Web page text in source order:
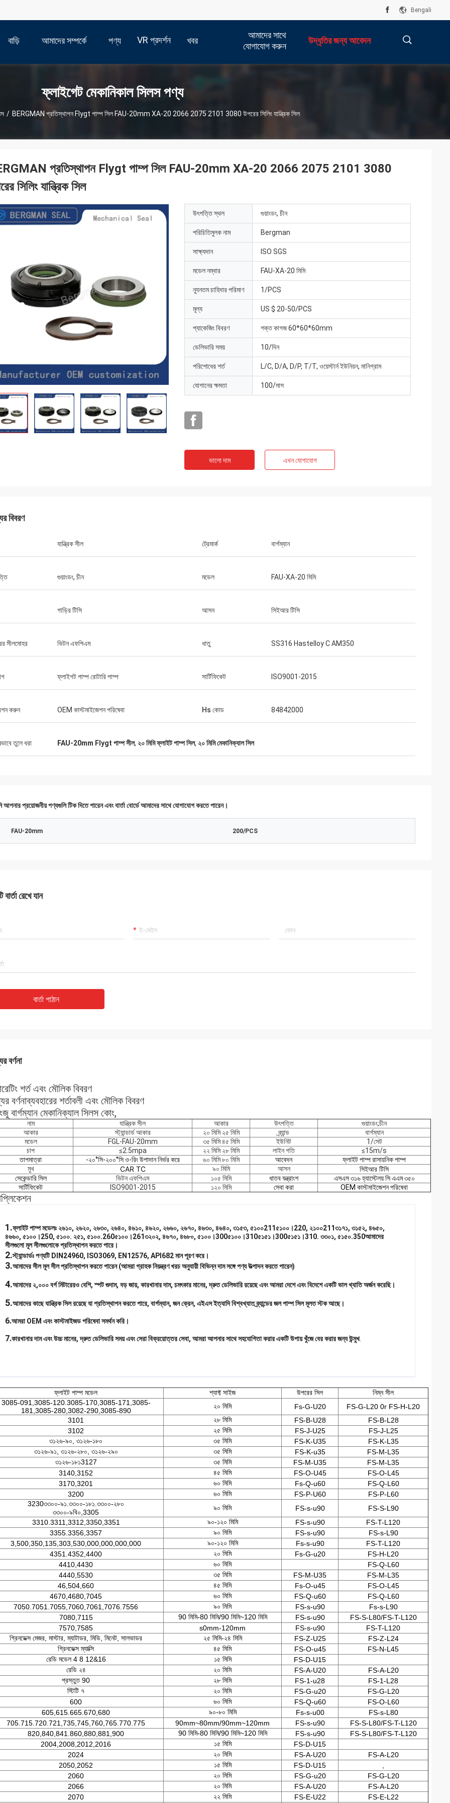
Bengali
বাড়ি আমাদের সম্পর্কে পণ্য VR প্রদর্শন খবর
আমাদের সাথে
যোগাযোগ করুন
উদ্ধৃতির জন্য আবেদন
ফ্লাইগেট মেকানিকাল সিলস পণ্য
/ BERGMAN প্রতিস্থাপন Flygt পাম্প সিল FAU-20mm XA-20 2066 2075 2101 3080 উপরের সিলিং যান্ত্রিক সিল
প্রতিস্থাপন Flygt পাম্প সিল FAU-20mm XA-20 2066 2075 2101 3080
সিলিং যান্ত্রিক সিল
উৎপত্তি স্থল গুয়াংডং, চীন
পরিচিতিমুলক নাম Bergman
সাক্ষ্যদান ISO SGS
মডেল নম্বার FAU-XA-20 মিমি
ন্যূনতম চাহিদার পরিমাণ 1/PCS
মূল্য US $ 20-50/PCS
প্যাকেজিং বিবরণ শক্ত কাগজ 60*60*60mm
ডেলিভারি সময় 10/দিন
পরিশোধের শর্ত L/C, D/A, D/P, T/T, ওয়েস্টার্ন ইউনিয়ন, মানিগ্রাম
যোগানের ক্ষমতা 100/মাস
ভালো দাম এখন যোগাযোগ
বিবরণ
যান্ত্রিক সীল ট্রেমার্ক বার্গম্যান
গুয়াংডং, চীন মডেল FAU-XA-20 মিমি
গাড়ির টিসি আসন সিইআর টিসি
সীলমোহর ভিটন এফপিএম ধাতু SS316 Hastelloy C AM350
ফ্লাইগট পাম্প রোটারি পাম্প সার্টিফিকেট ISO9001-2015
করুন OEM কাস্টমাইজেশন পরিষেবা Hs কোড 84842000
তুলে ধরা FAU-20mm Flygt পাম্প সীল, ২০ মিমি ফ্লাইট পাম্প সিল, ২০ মিমি মেকানিক্যাল সিল
প্রয়োজনীয় পণ্যগুলি টিক দিতে পারেন এবং বার্তা বোর্ডে আমাদের সাথে যোগাযোগ করতে পারেন।
FAU-20mm 200/PCS
বার্তা রেখে যান
বার্তা পাঠান
বর্ণনা
শর্ত এবং মৌলিক বিবরণ
বর্ণনাব্যবহারের শর্তাবলী এবং মৌলিক বিবরণ
বার্গম্যান মেকানিক্যাল সিলস কোং,
নাম যান্ত্রিক সীল আকার উৎপত্তি
গুয়াংডং;চীন
আকার
স্ট্যান্ডার্ড আকার ২০ মিমি ২৫ মিমি ব্র্যান্ড
বার্গম্যান
মডেল
FGL-FAU-20mm ৩৫ মিমি ৪৫ মিমি ইউনিট
1/সেট
চাপ
≤2.5mpa ২২ মিমি ২৮ মিমি লাইন গতি
≤15m/s
তাপমাত্রা
-২০°সি-২০০°সি ও-রিং উপাদান নির্ভর করে ৬০ মিমি ৮০ মিমি আবেদন
ফ্লাইট পাম্প রাসায়নিক পাম্প
মুখ
CAR TC ৯০ মিমি আসন সিইআর টিসি
সেকেন্ডারি সিল ভিটন এফপিএম ১০৫ মিমি ধাতব যন্ত্রাংশ
এসএস ৩১৬ হ্যাস্টেলয় সি এএম ৩৫০
সার্টিফিকেট
ISO9001-2015 ১২০ মিমি সেবা করা OEM কাস্টমাইজেশন পরিষেবা
1.ফ্লাইট পাম্প মডেলঃ ২৬১০, ২৬২০, ২৬৩০, ২৬৪০, ৪৬১০, ৪৬২০, ২৬৬০, ২৬৭০, ৪৬৩০, ৪৬৪০, ৩১৫৩, ৫১০০211৫১০০।220, ২১০০211৩১৭১, ৩১৫২, ৪৬৫০,
৪৬৬০, ৫১০০।250, ৫১০০. ২৫১, ৫১০০.260৫১০০।261৩২০২, ৪৬৭০, ৪৬৮০, ৫১০০।300৫১০০।310৫১৫১।300৫১৫১।310. ৩৩০১, ৫১৫০.350আমাদের
সীলগুলো মূল সীলগুলোকে প্রতিস্থাপন করতে পারে।
2.স্ট্যান্ডার্ডঃ পণ্যটি DIN24960, ISO3069, EN12576, API682 মান পূরণ করে।
3.আমাদের সীল মূল সীল প্রতিস্থাপন করতে পারেন (আমরা গ্রাহক নিয়ন্ত্রণ খরচ অনুযায়ী বিভিন্ন দাম সঙ্গে পণ্য উত্পাদন করতে পারেন)
4.আমাদের ২,০০০ বর্গ মিটারেরও বেশি, স্পট গুদাম, বড় জায়, কারখানার দাম, চমৎকার মানের, দ্রুত ডেলিভারি রয়েছে এবং আমরা দেশে এবং বিদেশে একটি ভাল খ্যাতি অর্জন করেছি।
5.আমাদের কাছে যান্ত্রিক সিল রয়েছে যা প্রতিস্থাপন করতে পারে, বার্গম্যান, জন ক্রেন, এইএস ইত্যাদি বিশ্বখ্যাত ব্র্যান্ডের জল পাম্প সিল মূলত স্টক আছে।
6.আমরা OEM এবং কাস্টমাইজড পরিষেবা সমর্থন করি।
7.কারখানার দাম এবং উচ্চ মানের, দ্রুত ডেলিভারি সময় এবং সেরা বিক্রয়োত্তর সেবা, আমরা আপনার সাথে সহযোগিতা করার একটি উপায় খুঁজে বের করার জন্য উন্মুখ
ফ্লাইট পাম্প মডেল শ্যাফ্ট সাইজ উপরের সিল
নিম্ন সীল
3085-091,3085-120.3085-170,3085-171,3085-
181,3085-280,3082-290,3085-890
২০ মিমি Fs-G-U20
FS-G-L20 0r FS-H-L20
3101
২৮ মিমি FS-B-U28
FS-B-L28
3102
২৫ মিমি FS-J-U25
FS-J-L25
৩১২৬-৯০, ৩১২৬-১৮০
৩৫ মিমি FS-K-U35
FS-K-L35
৩১২৬-৯১, ৩১২৬-২৮০, ৩১২৬-২৯০
৩৫ মিমি FS-K-u35
FS-M-L35
৩১২৬-১৮১3127
৩৫ মিমি FS-M-U35
FS-M-L35
3140,3152
৪৫ মিমি FS-O-U45
FS-O-L45
3170,3201
৬০ মিমি Fs-Q-u60
FS-Q-L60
3200
৬০ মিমি FS-P-U60
FS-P-L60
3230৩৩০০-৯১.৩৩০০-১৮১.৩৩০০-২৮০
৩৩০০-৯বি০,3305
৯০ মিমি FS-s-u90
FS-S-L90
3310.3311,3312,3350,3351
৯০-১২০ মিমি FS-s-u90
FS-T-L120
3355.3356,3357
৯০ মিমি FS-s-u90
FS-s-L90
3,500,350,135,303,530,000,000,000,000
৯০-১২০ মিমি Fs-s-u90
FS-T-L120
4351.4352,4400
২০ মিমি Fs-G-u20
FS-H-L20
4410,4430
৬০ মিমি
FS-Q-L60
4440,5530
৩৫ মিমি FS-M-U35
FS-M-L35
46,504,660
৪৫ মিমি Fs-O-u45
FS-O-L45
4670,4680,7045
৬০ মিমি FS-Q-u60
FS-Q-L60
7050.7051.7055,7060,7061,7076.7556
৯০ মিমি FS-s-u90
Fs-s-L90
7080,7115
90 মিমি-80 মিমি/90 মিমি~120 মিমি FS-s-u90
FS-S-L80/FS-T-L120
7570,7585
s0mm-120mm FS-s-u90
FS-T-L120
গ্রিনডেক্স মেজর, মাস্টার, ম্যাটাডর, মিডি, মিনেট, সালভাডর
২৫ মিমি-২৪ মিমি FS-Z-U25
FS-Z-L24
গ্রিনডেক্স ম্যাক্সি
৪৫ মিমি FS-O-u45
FS-N-L45
রেডি মডেল 4 8 12&16
১৫ মিমি
FS-D-U15
রেডি ২৪
২০ মিমি FS-A-U20
FS-A-L20
প্রস্তুত 90
২৮ মিমি FS-1-u28
FS-1-L28
স্টিটি ৭
২০ মিমি FS-G-u20
FS-G-L20
600
৬০ মিমি FS-Q-u60
FS-O-L60
605,615.665.670,680
৯০-৮০ মিমি Fs-s-u00
FS-s-L80
705.715.720.721,735,745,760,765.770.775
90mm~80mm/90mm~120mm FS-s-u90
FS-S-L80/FS-T-L120
820,840,841.860,880,881,900
90 মিমি-80 মিমি/90 মিমি~120 মিমি FS-s-u90
FS-S-L80/FS-T-L120
2004,2008,2012,2016
১৫ মিমি
FS-D-U15
2024
২০ মিমি FS-A-U20
FS-A-L20
2050,2052
১৫ মিমি FS-D-U15
2060
২০ মিমি FS-G-u20
FS-G-L20
2066
২০ মিমি FS-A-U20
FS-A-L20
2070
২২ মিমি FS-E-U22 FS-E-L22